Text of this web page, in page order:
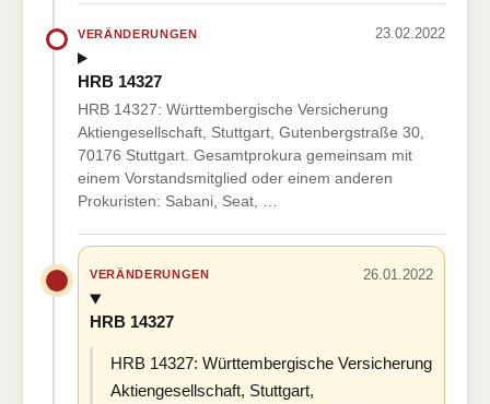
VERÄNDERUNGEN 23.02.2022
HRB 14327
HRB 14327: Württembergische Versicherung
Aktiengesellschaft, Stuttgart, Gutenbergstraße 30,
70176 Stuttgart. Gesamtprokura gemeinsam mit
einem Vorstandsmitglied oder einem anderen
Prokuristen: Sabani, Seat, …
VERÄNDERUNGEN 26.01.2022
HRB 14327
HRB 14327: Württembergische Versicherung
Aktiengesellschaft, Stuttgart,